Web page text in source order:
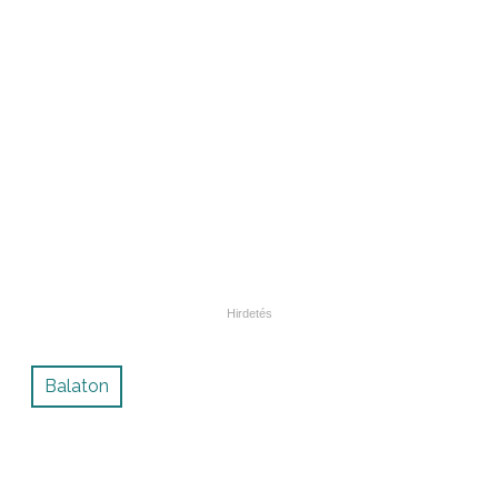
Balaton